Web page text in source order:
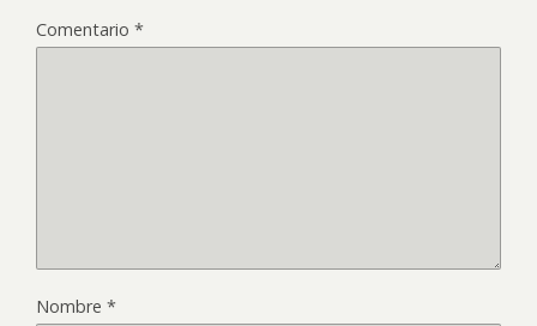
Comentario *
Nombre *